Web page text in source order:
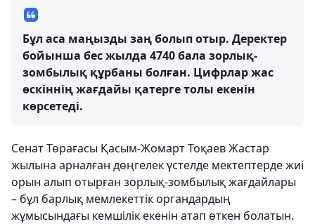
Бұл аса маңызды заң болып отыр. Деректер
бойынша бес жылда 4740 бала зорлық-
зомбылық құрбаны болған. Цифрлар жас
өскіннің жағдайы қатерге толы екенін
көрсетеді.
Сенат Төрағасы Қасым-Жомарт Тоқаев Жастар
жылына арналған дөңгелек үстелде мектептерде жиі
орын алып отырған зорлық-зомбылық жағдайлары
– бұл барлық мемлекеттік органдардың
жұмысындағы кемшілік екенін атап өткен болатын.